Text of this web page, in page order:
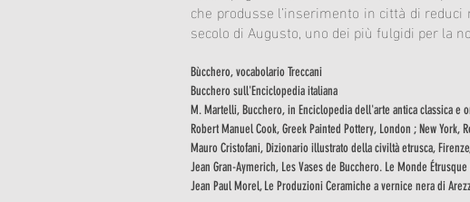
che produsse l’inserimento in città di
secolo di Augusto, uno dei più fulgidi per la
Bùcchero, vocabolario Treccani
Bucchero sull'Enciclopedia italiana
M. Martelli,Bucchero, in Enciclopedia dell'arte antica classica e
Robert Manuel Cook,Greek Painted Pottery, London ; New York,
Mauro Cristofani, Dizionario illustrato della civiltà etrusca,
Jean Gran-Aymerich, Les Vases de Bucchero. Le Monde
Jean Paul Morel, Le Produzioni Ceramiche a vernice nera di